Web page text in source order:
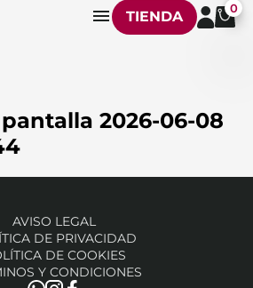
TIENDA 0
2026-06-08
AVISO LEGAL
DE PRIVACIDAD
DE COOKIES
Y CONDICIONES